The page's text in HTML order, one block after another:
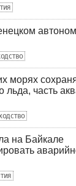
морях
льда, часть
на Байкале